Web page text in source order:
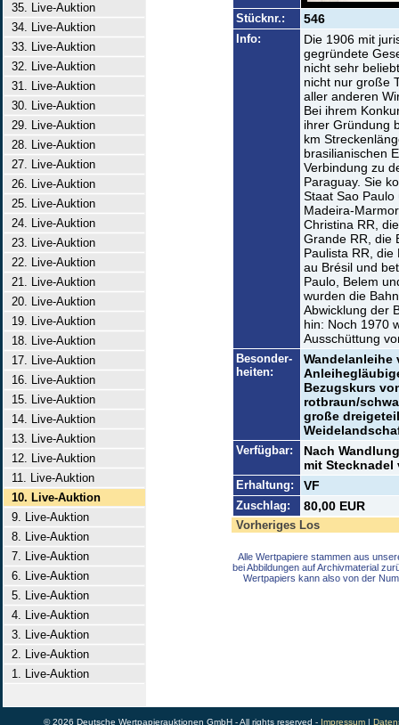
35. Live-Auktion
34. Live-Auktion
33. Live-Auktion
32. Live-Auktion
31. Live-Auktion
30. Live-Auktion
29. Live-Auktion
28. Live-Auktion
27. Live-Auktion
26. Live-Auktion
25. Live-Auktion
24. Live-Auktion
23. Live-Auktion
22. Live-Auktion
21. Live-Auktion
20. Live-Auktion
19. Live-Auktion
18. Live-Auktion
17. Live-Auktion
16. Live-Auktion
15. Live-Auktion
14. Live-Auktion
13. Live-Auktion
12. Live-Auktion
11. Live-Auktion
10. Live-Auktion
9. Live-Auktion
8. Live-Auktion
7. Live-Auktion
6. Live-Auktion
5. Live-Auktion
4. Live-Auktion
3. Live-Auktion
2. Live-Auktion
1. Live-Auktion
Stücknr.: 546
Info:
Die 1906 mit
gegründete
nicht sehr
nicht nur große
aller anderen
Bei ihrem
ihrer Gründung
km
brasilianischen
Verbindung zu
Paraguay. Sie
Staat Sao
Madeira-
Christina RR,
Grande RR, die
Paulista RR, die
au Brésil und
Paulo, Belem
wurden die
Abwicklung der
hin: Noch 1970
Ausschüttung
Besonder-
heiten:
Wandelanleihe
Bezugskurs
rotbraun/
große
Verfügbar:
Nach
mit Stecknadel
Erhaltung: VF
Zuschlag: 80,00 EUR
Vorheriges Los
Alle Wertpapiere stammen aus
bei Abbildungen auf Archivmaterial
Wertpapiers kann also von der
© 2026 Deutsche Wertpapierauktionen GmbH - All rights reserved - Impressum|